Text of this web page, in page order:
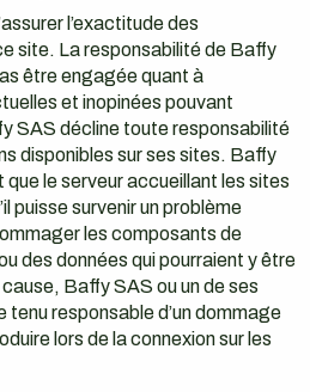
l’exactitude des
site. La responsabilité de Baffy
être engagée quant à
et inopinées pouvant
SAS décline toute responsabilité
disponibles sur ses sites. Baffy
le serveur accueillant les sites
puisse survenir un problème
les composants de
des données qui pourraient y être
Baffy SAS ou un de ses
tenu responsable d’un dommage
lors de la connexion sur les